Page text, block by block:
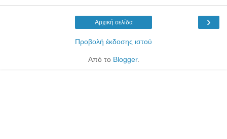
›
Αρχική σελίδα
Προβολή έκδοσης ιστού
Από το Blogger.